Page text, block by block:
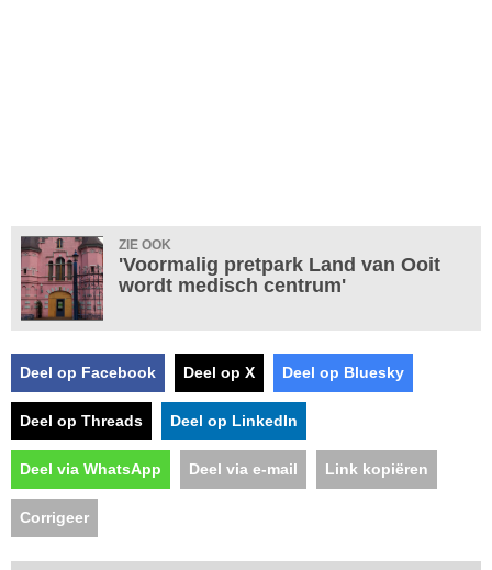
ZIE OOK
'Voormalig pretpark Land van Ooit
wordt medisch centrum'
Deel op Facebook Deel op X Deel op Bluesky
Deel op Threads Deel op LinkedIn
Deel via WhatsApp Deel via e-mail Link kopiëren
Corrigeer